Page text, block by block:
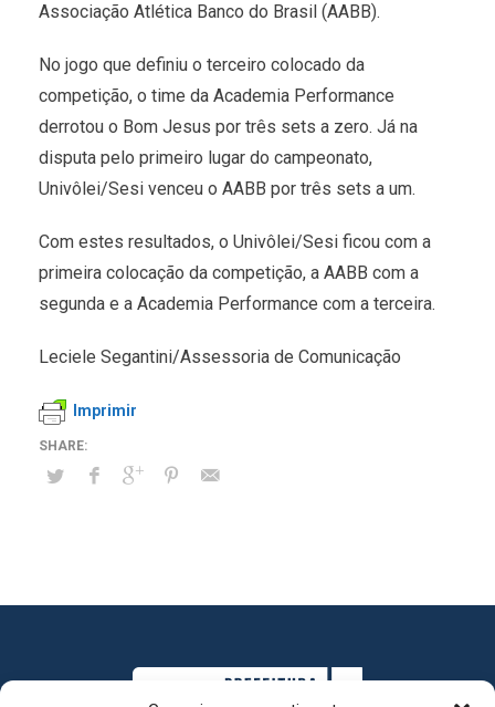
Associação Atlética Banco do Brasil (AABB).
No jogo que definiu o terceiro colocado da
competição, o time da Academia Performance
derrotou o Bom Jesus por três sets a zero. Já na
disputa pelo primeiro lugar do campeonato,
Univôlei/Sesi venceu o AABB por três sets a um.
Com estes resultados, o Univôlei/Sesi ficou com a
primeira colocação da competição, a AABB com a
segunda e a Academia Performance com a terceira.
Leciele Segantini/Assessoria de Comunicação
Imprimir